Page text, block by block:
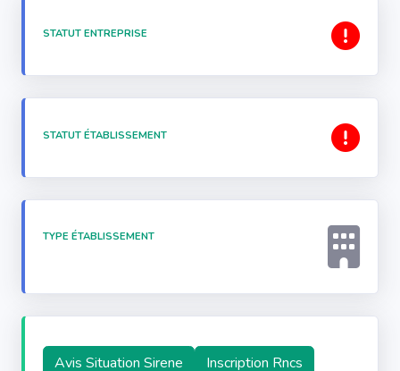
STATUT ENTREPRISE
STATUT ÉTABLISSEMENT
TYPE ÉTABLISSEMENT
Avis Situation Sirene Inscription Rncs